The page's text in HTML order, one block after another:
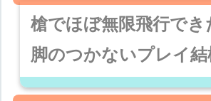
槍でほぼ無限飛行でき
脚のつかないプレイ